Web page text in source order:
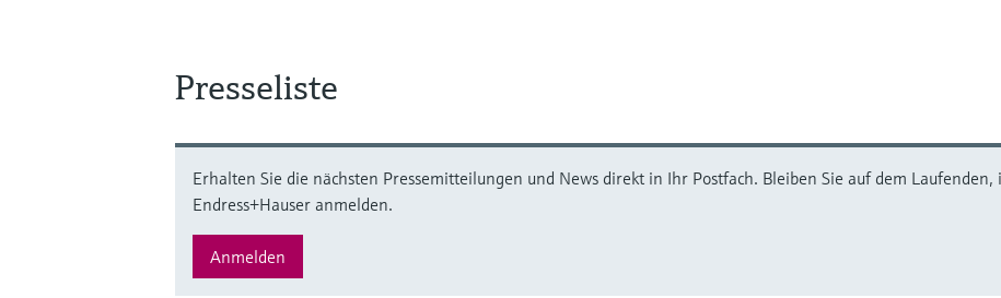
Presseliste
Erhalten Sie die nächsten Pressemitteilungen und News direkt in Ihr Postfach. Bleiben Sie auf dem Laufenden,
Endress+Hauser anmelden.
Anmelden